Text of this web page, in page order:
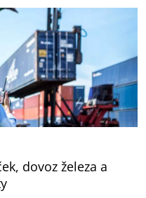
dovoz železa a